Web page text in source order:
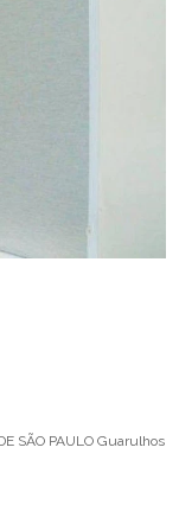
SÃO PAULO Guarulhos